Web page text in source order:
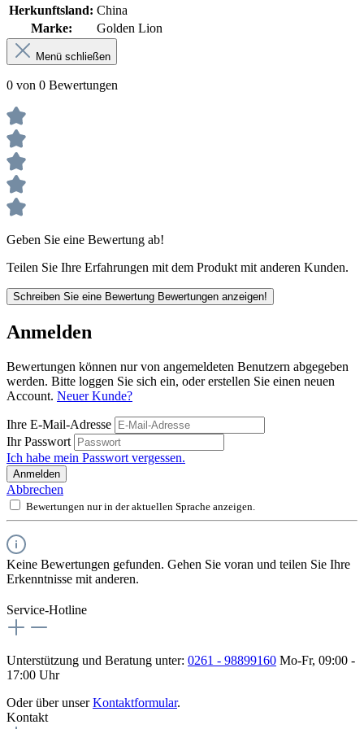
Herkunftsland: China
Marke:
Golden Lion
Menü schließen
0 von 0 Bewertungen
Geben Sie eine Bewertung ab!
Teilen Sie Ihre Erfahrungen mit dem Produkt mit anderen Kunden.
Schreiben Sie eine Bewertung Bewertungen anzeigen!
Anmelden
Bewertungen können nur von angemeldeten Benutzern abgegeben
werden. Bitte loggen Sie sich ein, oder erstellen Sie einen neuen
Account. Neuer Kunde?
Ihre E-Mail-Adresse
Ihr Passwort
Ich habe mein Passwort vergessen.
Anmelden
Abbrechen
Bewertungen nur in der aktuellen Sprache anzeigen.
Keine Bewertungen gefunden. Gehen Sie voran und teilen Sie Ihre
Erkenntnisse mit anderen.
Service-Hotline
Unterstützung und Beratung unter: 0261 - 98899160 Mo-Fr, 09:00 -
17:00 Uhr
Oder über unserKontaktformular.
Kontakt